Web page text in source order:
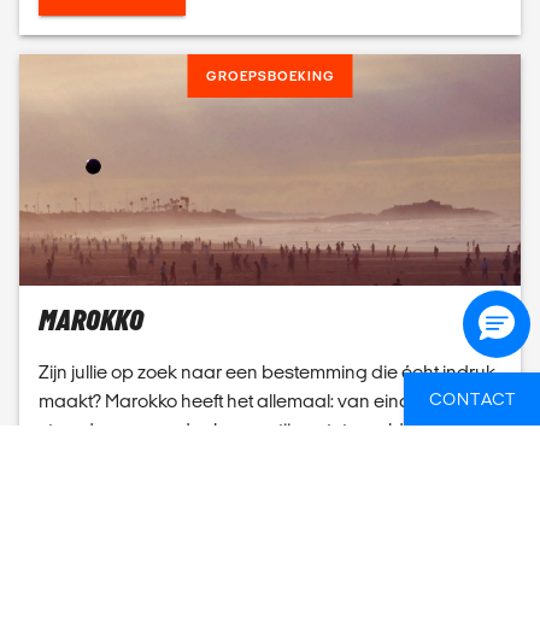
GROEPSBOEKING
MAROKKO
Zijn jullie op zoek naar een bestemming die écht indruk
maakt? Marokko heeft het allemaal: van eindeloze
stranden en goudgele woestijnen tot weelderige
CONTACT